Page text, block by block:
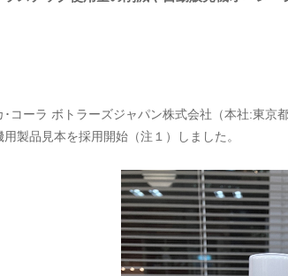
･コーラ ボトラーズジャパン株式会社（本社:東京
用製品見本を採用開始（注１）しました。